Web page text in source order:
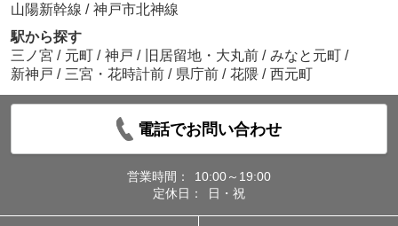
山陽新幹線 / 神戸市北神線
駅から探す
三ノ宮 / 元町 / 神戸 / 旧居留地・大丸前 / みなと元町 /
新神戸 / 三宮・花時計前 / 県庁前 / 花隈 / 西元町
電話でお問い合わせ
営業時間：
10:00～19:00
定休日：
日・祝